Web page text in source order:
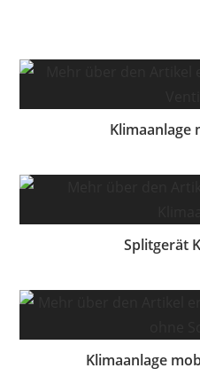
Klimaanlage
Splitgerät
Klimaanlage